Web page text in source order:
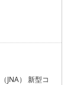
JNA） 新型コ